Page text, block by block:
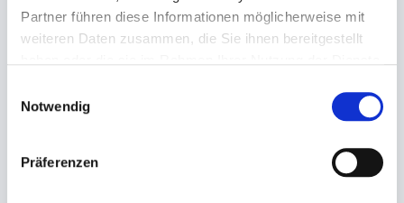
Partner führen diese Informationen möglicherweise mit
weiteren Daten zusammen, die Sie ihnen bereitgestellt
Notwendig
Präferenzen